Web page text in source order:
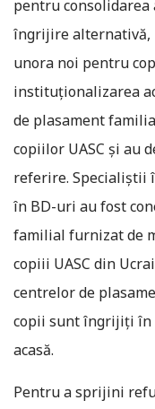
pentru
îngrijire alternativă,
unora noi pentru
instituționalizarea
de plasament
copiilor UASC și au
referire. Specialiștii
în BD-uri au fost
familial furnizat de
copiii UASC din
centrelor de
copii sunt îngrijiți în
acasă.
Pentru a sprijini